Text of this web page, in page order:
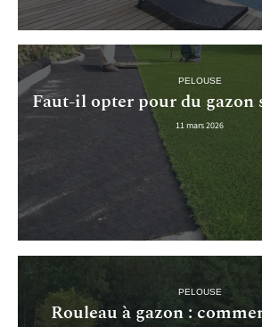
PELOUSE
Faut-il opter pour du gazon
11 mars 2026
PELOUSE
Rouleau à gazon :